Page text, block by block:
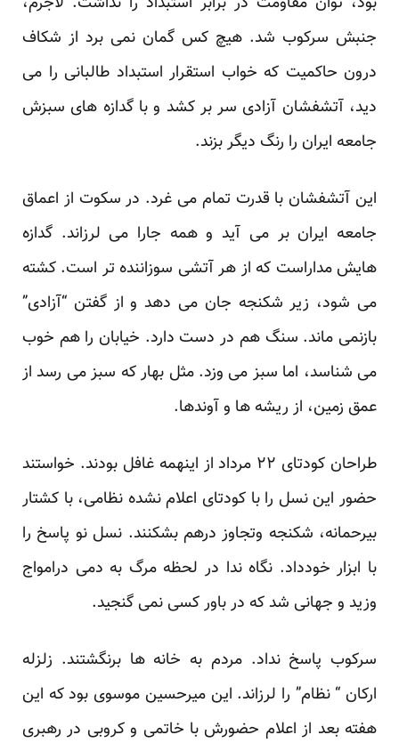
جنبش سرکوب شد. هیچ کس گمان نمی برد از شکاف
درون حاکمیت که خواب استقرار استبداد طالبانی را می
دید، آتشفشان آزادی سر بر کشد و با گدازه های سبزش
جامعه ایران را رنگ دیگر بزند.
این آتشفشان با قدرت تمام می غرد. در سکوت از اعماق
جامعه ایران بر می آید و همه جارا می لرزاند. گدازه
هایش مداراست که از هر آتشی سوزاننده تر است. کشته
می شود، زیر شکنجه جان می دهد و از گفتن “آزادی”
بازنمی ماند. سنگ هم در دست دارد. خیابان را هم خوب
می شناسد، اما سبز می وزد. مثل بهار که سبز می رسد از
عمق زمین، از ریشه ها و آوندها.
طراحان کودتای ۲۲ مرداد از اینهمه غافل بودند. خواستند
حضور این نسل را با کودتای اعلام نشده نظامی، با کشتار
بیرحمانه، شکنجه وتجاوز درهم بشکنند. نسل نو پاسخ را
با ابزار خودداد. نگاه ندا در لحظه مرگ به دمی درامواج
وزید و جهانی شد که در باور کسی نمی گنجید.
سرکوب پاسخ نداد. مردم به خانه ها برنگشتند. زلزله
ارکان “ نظام” را لرزاند. این میرحسین موسوی بود که این
هفته بعد از اعلام حضورش با خاتمی و کروبی در رهبری